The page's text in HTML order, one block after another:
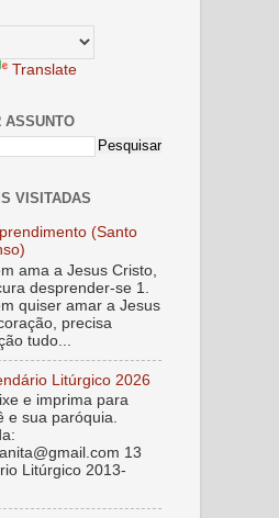
Translate
ASSUNTO
VISITADAS
(Santo
ama a Jesus Cristo,
desprender-se 1.
quiser amar a Jesus
precisa
tudo...
Litúrgico 2026
e imprima para
e sua paróquia.
13
Litúrgico 2013-